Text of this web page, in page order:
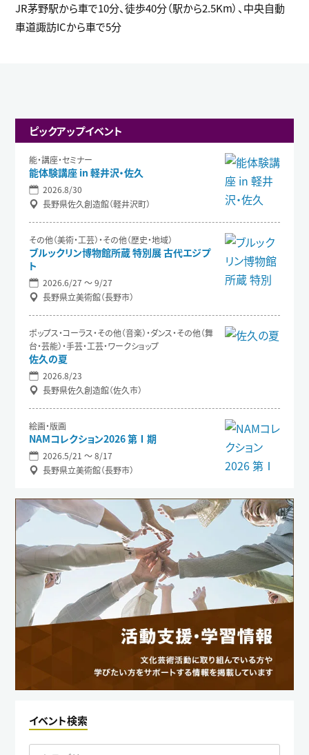
JR茅野駅から車で10分、徒歩40分（駅から2.5Km）、中央自動
車道諏訪ICから車で5分
ピックアップイベント
能・講座・セミナー
能体験講座 in 軽井沢・佐久
2026.8/30
長野県佐久創造館（軽井沢町）
その他（美術・工芸）・その他（歴史・地域）
ブルックリン博物館所蔵 特別展 古代エジプ
ト
2026.6/27 〜 9/27
長野県立美術館（長野市）
ポップス・コーラス・その他（音楽）・ダンス・その他（舞
台・芸能）・手芸・工芸・ワークショップ
佐久の夏
2026.8/23
長野県佐久創造館（佐久市）
絵画・版画
NAMコレクション2026 第Ⅰ期
2026.5/21 〜 8/17
長野県立美術館（長野市）
イベント検索